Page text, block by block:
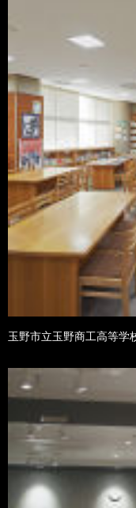
玉野市立玉野商工高等学